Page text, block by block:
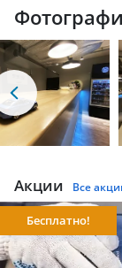
Акции Все
Бесплатно!